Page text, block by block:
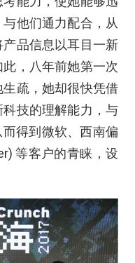
他们通力配合，从
品信息以耳目一新
，八年前她第一次
疏，她却很快凭借
技的理解能力，与
得到微软、西南偏
等客户的青睐，设